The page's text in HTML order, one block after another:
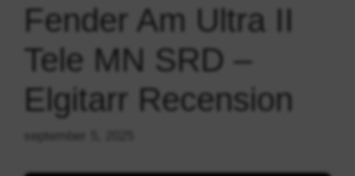
Fender Am Ultra II
Tele MN SRD –
Elgitarr Recension